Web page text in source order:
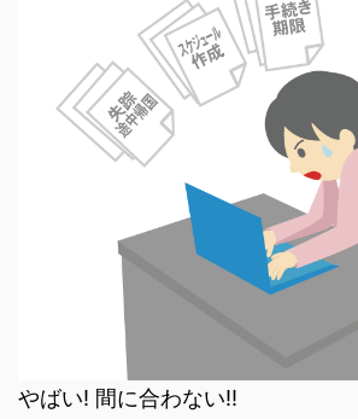
やばい! 間に合わない!!